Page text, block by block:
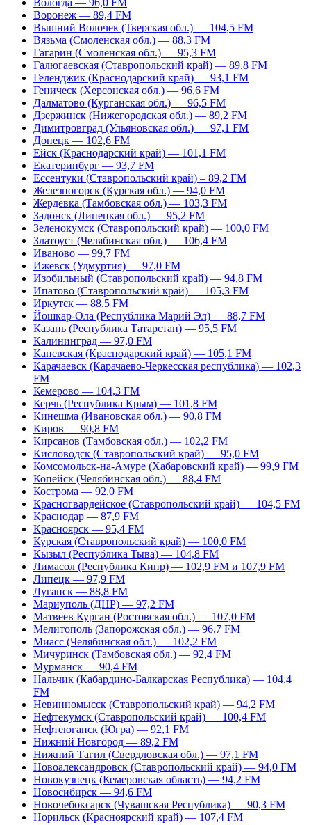
Вологда — 96,0 FM
Воронеж — 89,4 FM
Вышний Волочек (Тверская обл.) — 104,5 FM
Вязьма (Смоленская обл.) — 88,3 FM
Гагарин (Смоленская обл.) — 95,3 FM
Галюгаевская (Ставропольский край) — 89,8 FM
Геленджик (Краснодарский край) — 93,1 FM
Геническ (Херсонская обл.) — 96,6 FM
Далматово (Курганская обл.) — 96,5 FM
Дзержинск (Нижегородская обл.) — 89,2 FM
Димитровград (Ульяновская обл.) — 97,1 FM
Донецк — 102,6 FM
Ейск (Краснодарский край) — 101,1 FM
Екатеринбург — 93,7 FM
Ессентуки (Ставропольский край) – 89,2 FM
Железногорск (Курская обл.) — 94,0 FM
Жердевка (Тамбовская обл.) — 103,3 FM
Задонск (Липецкая обл.) — 95,2 FM
Зеленокумск (Ставропольский край) — 100,0 FM
Златоуст (Челябинская обл.) — 106,4 FM
Иваново — 99,7 FM
Ижевск (Удмуртия) — 97,0 FM
Изобильный (Ставропольский край) — 94,8 FM
Ипатово (Ставропольский край) — 105,3 FM
Иркутск — 88,5 FM
Йошкар-Ола (Республика Марий Эл) — 88,7 FM
Казань (Республика Татарстан) — 95,5 FM
Калининград — 97,0 FM
Каневская (Краснодарский край) — 105,1 FM
Карачаевск (Карачаево-Черкесская республика) — 102,3
FM
Кемерово — 104,3 FM
Керчь (Республика Крым) — 101,8 FM
Кинешма (Ивановская обл.) — 90,8 FM
Киров — 90,8 FM
Кирсанов (Тамбовская обл.) — 102,2 FM
Кисловодск (Ставропольский край) — 95,0 FM
Комсомольск-на-Амуре (Хабаровский край) — 99,9 FM
Копейск (Челябинская обл.) — 88,4 FM
Кострома — 92,0 FM
Красногвардейское (Ставропольский край) — 104,5 FM
Краснодар — 87,9 FM
Красноярск — 95,4 FM
Курская (Ставропольский край) — 100,0 FM
Кызыл (Республика Тыва) — 104,8 FM
Лимасол (Республика Кипр) — 102,9 FM и 107,9 FM
Липецк — 97,9 FM
Луганск — 88,8 FM
Мариуполь (ДНР) — 97,2 FM
Матвеев Курган (Ростовская обл.) — 107,0 FM
Мелитополь (Запорожская обл.) — 96,7 FM
Миасс (Челябинская обл.) — 102,2 FM
Мичуринск (Тамбовская обл.) — 92,4 FM
Мурманск — 90,4 FM
Нальчик (Кабардино-Балкарская Республика) — 104,4
FM
Невинномысск (Ставропольский край) — 94,2 FM
Нефтекумск (Ставропольский край) — 100,4 FM
Нефтеюганск (Югра) — 92,1 FM
Нижний Новгород — 89,2 FM
Нижний Тагил (Свердловская обл.) — 97,1 FM
Новоалександровск (Ставропольский край) — 94,0 FM
Новокузнецк (Кемеровская область) — 94,2 FM
Новосибирск — 94,6 FM
Новочебоксарск (Чувашская Республика) — 90,3 FM
Норильск (Красноярский край) — 107,4 FM